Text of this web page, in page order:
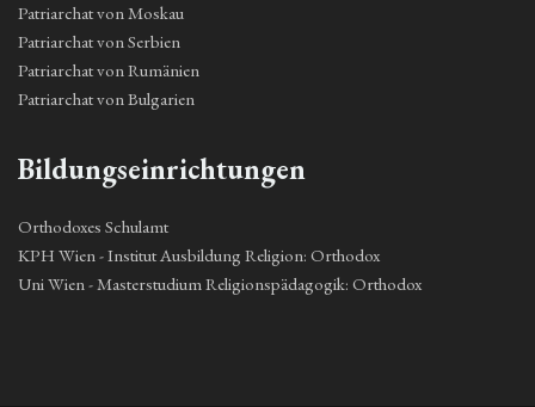
Patriarchat von Moskau
Patriarchat von Serbien
Patriarchat von Rumänien
Patriarchat von Bulgarien
Bildungseinrichtungen
Orthodoxes Schulamt
KPH Wien - Institut Ausbildung Religion: Orthodox
Uni Wien - Masterstudium Religionspädagogik: Orthodox